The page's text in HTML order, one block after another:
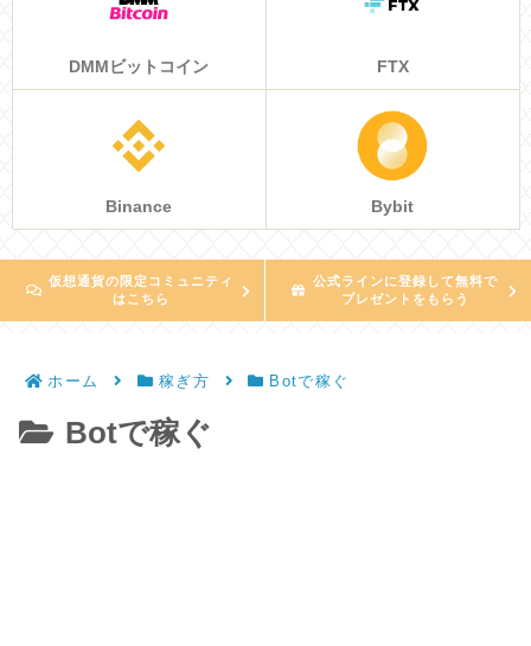
DMMビットコイン FTX
Binance Bybit
仮想通貨の限定コミュニティ
はこちら
公式ラインに登録して無料で
プレゼントをもらう
ホーム 稼ぎ方 Botで稼ぐ
Botで稼ぐ